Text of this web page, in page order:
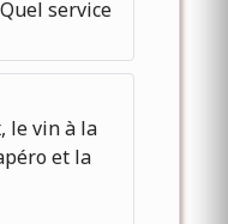
service
le vin à la
et la